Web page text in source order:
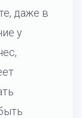
даже в
у